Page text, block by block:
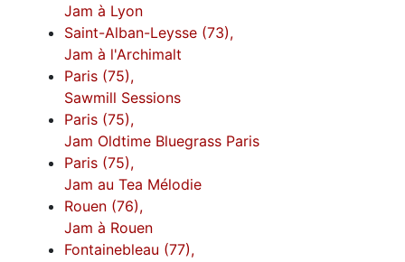
Jam à Lyon
Saint-Alban-Leysse (73),
Jam à l'Archimalt
Paris (75),
Sawmill Sessions
Paris (75),
Jam Oldtime Bluegrass Paris
Paris (75),
Jam au Tea Mélodie
Rouen (76),
Jam à Rouen
Fontainebleau (77),